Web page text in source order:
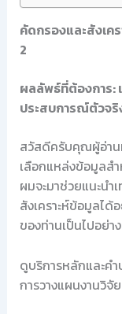
คัดกรองและสังเค
2
ผลลัพธ์ที่ต้องการ:
ประสบการณ์ตัวจริ
สวัสดีครับคุณผู้อ่าน
เลือกแหล่งข้อมูลส
ผมจะมาช่วยแนะนำ
สังเคราะห์ข้อมูลได้
ของท่านเป็นไปอย่
ดูบริการหลักและค
การวางแผนงานวิ